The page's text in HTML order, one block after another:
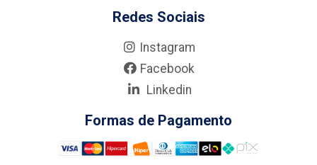
Redes Sociais
Instagram
Facebook
Linkedin
Formas de Pagamento